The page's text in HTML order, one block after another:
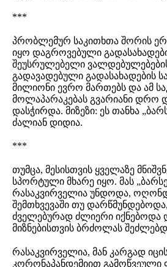
***
პრობლემურ საკითხთა შორის
იყო დაგროვებული
შეუსრულებელი
გადავადებული გადასახადების
მილიონი ევრო მართებს და ამ
მოლაპარაკებას გვარიანი დრო
დასჭირდა. მიზეზი: ეს თანხა
ძალიან დიდია.
***
თუმცა, მესისთვის ყველაზე
სპორტული მხარე იყო. მას
რასაკვირველია უნდოდა,
შემთხვევაში თუ
ძველებურად ძლიერი იქნებოდა
მიზნებისთვის ბრძოლას
რასაკვირველია, მან კარგად
კორონაპანდემიით გამოწვეული